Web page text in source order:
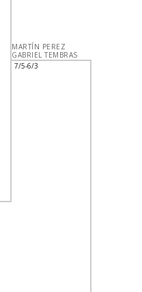
MARTÍN PEREZ
GABRIEL TEMBRAS
7/5-6/3